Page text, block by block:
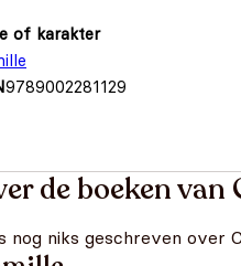
of karakter
9789002281129
de boeken van
nog niks geschreven over